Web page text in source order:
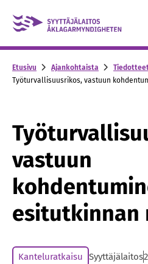
Skip to content -
Etusivu Ajankohtaista
Työturvallisuusrikos, vastuun
vastuun
esitutkinnan
Kanteluratkaisu Syyttäjälaitos